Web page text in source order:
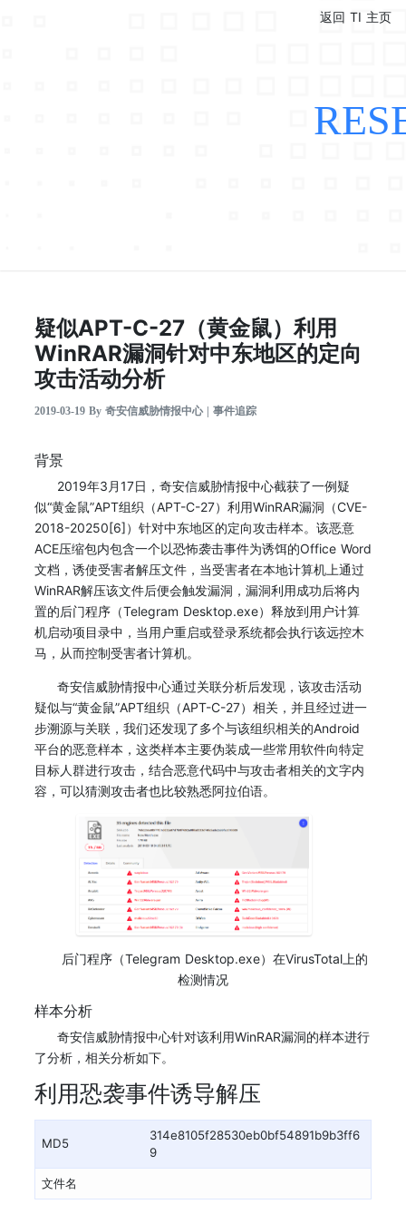
返回 TI 主页
疑似APT-C-27（黄金鼠）利用
WinRAR漏洞针对中东地区的定向
攻击活动分析
2019-03-19 By 奇安信威胁情报中心 | 事件追踪
背景
2019年3月17日，奇安信威胁情报中心截获了一例疑
似“黄金鼠”APT组织（APT-C-27）利用WinRAR漏洞（CVE-
2018-20250[6]）针对中东地区的定向攻击样本。该恶意
ACE压缩包内包含一个以恐怖袭击事件为诱饵的Office Word
文档，诱使受害者解压文件，当受害者在本地计算机上通过
WinRAR解压该文件后便会触发漏洞，漏洞利用成功后将内
置的后门程序（Telegram Desktop.exe）释放到用户计算
机启动项目录中，当用户重启或登录系统都会执行该远控木
马，从而控制受害者计算机。
奇安信威胁情报中心通过关联分析后发现，该攻击活动
疑似与“黄金鼠”APT组织（APT-C-27）相关，并且经过进一
步溯源与关联，我们还发现了多个与该组织相关的Android
平台的恶意样本，这类样本主要伪装成一些常用软件向特定
目标人群进行攻击，结合恶意代码中与攻击者相关的文字内
容，可以猜测攻击者也比较熟悉阿拉伯语。
后门程序（Telegram Desktop.exe）在VirusTotal上的
检测情况
样本分析
奇安信威胁情报中心针对该利用WinRAR漏洞的样本进行
了分析，相关分析如下。
利用恐袭事件诱导解压
MD5
314e8105f28530eb0bf54891b9b3ff6
9
文件名